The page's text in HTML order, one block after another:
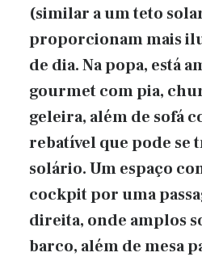
(similar a um teto
proporcionam mais
de dia. Na popa, está
gourmet com pia,
geleira, além de sofá
rebatível que pode se
solário. Um espaço
cockpit por uma
direita, onde amplos
barco, além de mesa